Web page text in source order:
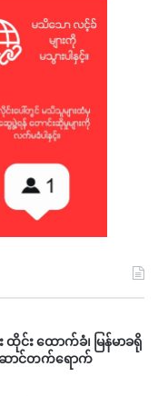
း ထောက်ခံ၊ မြန်မာခရို
ဆောင်တက်ရောက်